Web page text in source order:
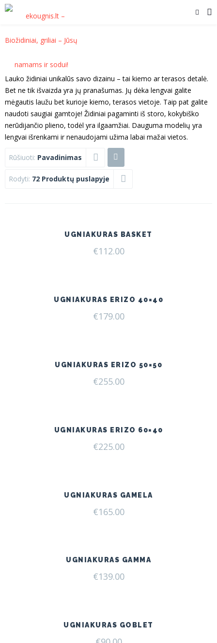
Lauko židiniai unikalūs savo dizainu – tai kiemo ar terasos detalė.
Bet ne tik išvaizda yra jų pranašumas. Jų dėka lengvai galite
mėgautis laužu bet kurioje kiemo, terasos vietoje. Taip pat galite
naudoti saugiai gamtoje! Židiniai pagaminti iš storo, kokybiško
nerūdijančio plieno, todėl yra ilgaamžiai. Dauguma modelių yra
lengvai išrenkami ir nenaudojami užima labai mažai vietos.
Rūšiuoti: Pavadinimas
Rodyti: 72 Produktų puslapyje
UGNIAKURAS BASKET
€112.00
UGNIAKURAS ERIZO 40×40
€179.00
UGNIAKURAS ERIZO 50×50
€255.00
UGNIAKURAS ERIZO 60×40
€225.00
UGNIAKURAS GAMELA
€165.00
UGNIAKURAS GAMMA
€139.00
UGNIAKURAS GOBLET